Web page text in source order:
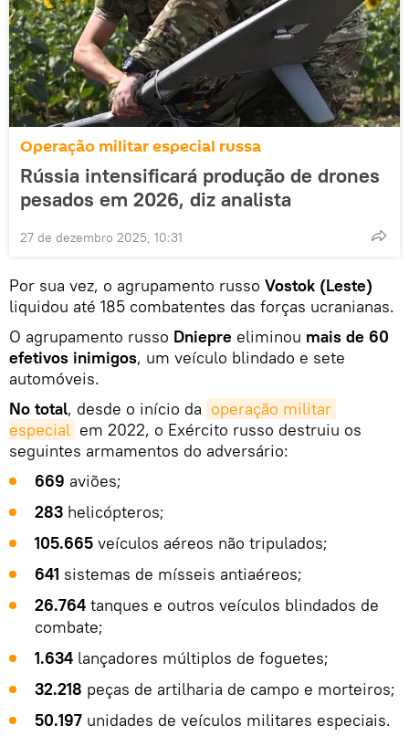
Operação militar especial russa
Rússia intensificará produção de drones
pesados em 2026, diz analista
27 de dezembro 2025, 10:31
Por sua vez, o agrupamento russo Vostok (Leste)
liquidou até 185 combatentes das forças ucranianas.
O agrupamento russo Dniepre eliminou mais de 60
efetivos inimigos, um veículo blindado e sete
automóveis.
No total, desde o início da operação militar
especial em 2022, o Exército russo destruiu os
seguintes armamentos do adversário:
669 aviões;
283 helicópteros;
105.665 veículos aéreos não tripulados;
641 sistemas de mísseis antiaéreos;
26.764 tanques e outros veículos blindados de
combate;
1.634 lançadores múltiplos de foguetes;
32.218 peças de artilharia de campo e morteiros;
50.197 unidades de veículos militares especiais.